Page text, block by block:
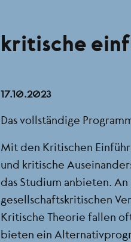
kritische
17.10.2023
Das vollständige
Mit den Kritischen
und kritische
das Studium anbieten.
gesellschaftskritischen
Kritische Theorie fallen
bieten ein